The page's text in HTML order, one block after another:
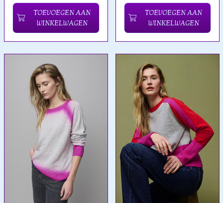
TOEVOEGEN AAN
WINKELWAGEN
TOEVOEGEN AAN
WINKELWAGEN